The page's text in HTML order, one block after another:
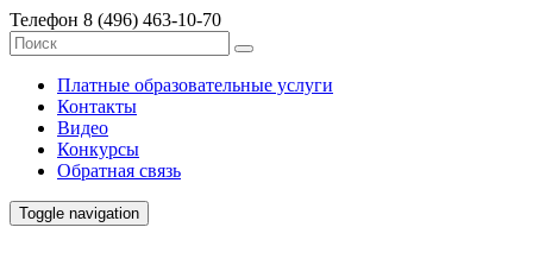
Телефон 8 (496) 463-10-70
Платные образовательные услуги
Контакты
Видео
Конкурсы
Обратная связь
Toggle navigation